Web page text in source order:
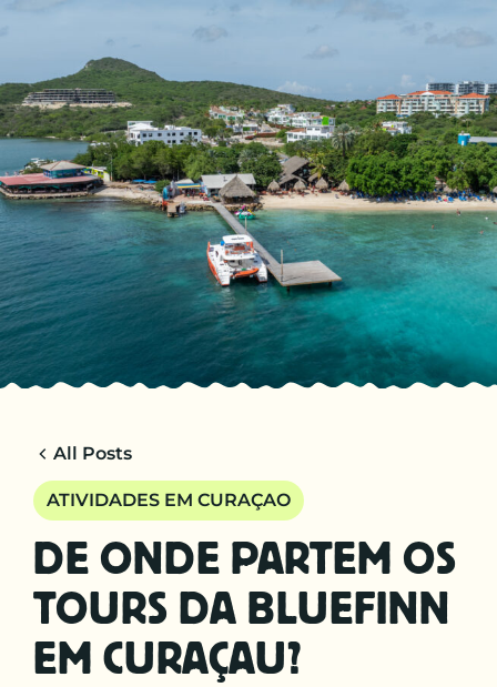
VIAGENS
CHARTER
ACERCA DE NOSOTROS
DICAS
CONTACTO
All Posts
ATIVIDADES EM CURAÇAO
DE ONDE PARTEM OS
TOURS DA BLUEFINN
EM CURAÇAU?